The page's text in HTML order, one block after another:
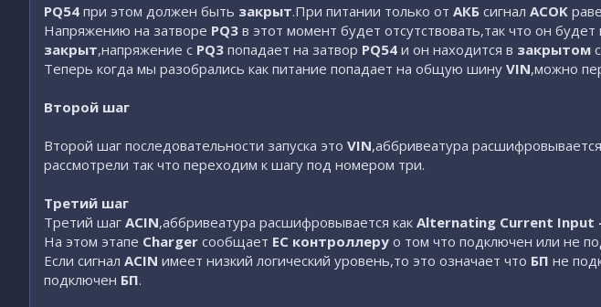
PQ54 при этом должен быть закрыт.При питании только от АКБ сигнал ACOK
Напряжению на затворе PQ3 в этот момент будет отсутствовать,так что он будет
закрыт,напряжение с PQ3 попадает на затвор PQ54 и он находится в закрытом
Теперь когда мы разобрались как питание попадает на общую шину VIN,можно
Второй шаг
Второй шаг последовательности запуска это VIN,аббривеатура
рассмотрели так что переходим к шагу под номером три.
Третий шаг
Третий шаг ACIN,аббривеатура расшифровывается как Alternating Current Input
На этом этапе Charger сообщает EC контроллеру о том что подключен или не
Если сигнал ACIN имеет низкий логический уровень,то это означает что БП не
подключен БП.